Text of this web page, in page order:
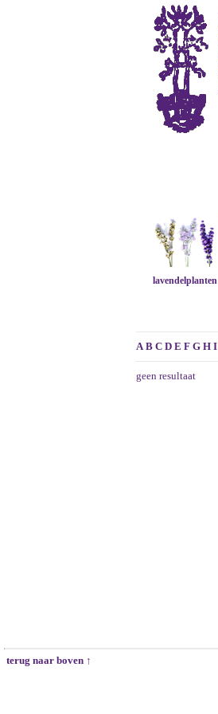
lavendelplanten
A B C D E F G H I
geen resultaat
terug naar boven ↑